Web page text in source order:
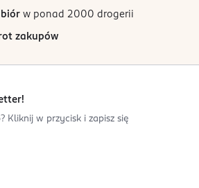
w ponad 2000 drogerii
zakupów
Kliknij w przycisk i zapisz się